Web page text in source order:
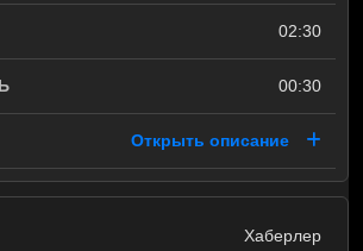
02:30
00:30
Открыть описание
Хаберлер